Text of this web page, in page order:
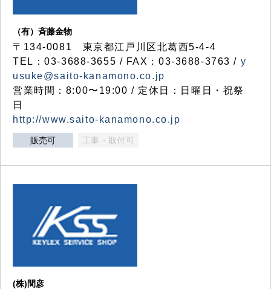
（有）斉藤金物
〒134-0081 東京都江戸川区北葛西5-4-4
TEL：03-3688-3655 / FAX：03-3688-3763 / y
usuke@saito-kanamono.co.jp
営業時間：8:00〜19:00 / 定休日：日曜日・祝祭
日
http://www.saito-kanamono.co.jp
販売可 工事・取付可
(株)間彦